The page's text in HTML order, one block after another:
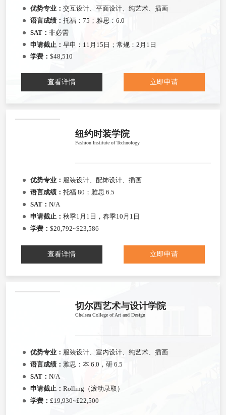
优势专业： 交互设计、平面设计、纯艺术、插画
语言成绩： 托福：75；雅思：6.0
SAT： 非必需
申请截止： 早申：11月15日；常规：2月1日
学费： $48,510
查看详情 立即申请
纽约时装学院
Fashion Institute of Technology
优势专业： 服装设计、配饰设计、插画
语言成绩： 托福 80；雅思 6.5
SAT： N/A
申请截止： 秋季1月1日，春季10月1日
学费： $20,792~$23,586
查看详情 立即申请
切尔西艺术与设计学院
Chelsea College of Art and Design
优势专业： 服装设计、室内设计、纯艺术、插画
语言成绩： 雅思：本 6.0，研 6.5
SAT： N/A
申请截止： Rolling（滚动录取）
学费： £19,930~£22,500